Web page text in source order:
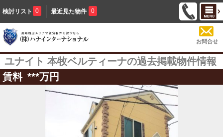
検討リスト 0 最近見た物件 0
お問合せ
ユナイト 本牧ベルティーナの過去掲載物件情報
賃料 ***万円